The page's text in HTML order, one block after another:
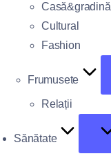
Casă&gradină
Cultural
Fashion
Frumusete
Relații
Sănătate